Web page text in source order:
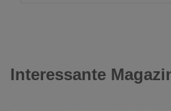
Interessante